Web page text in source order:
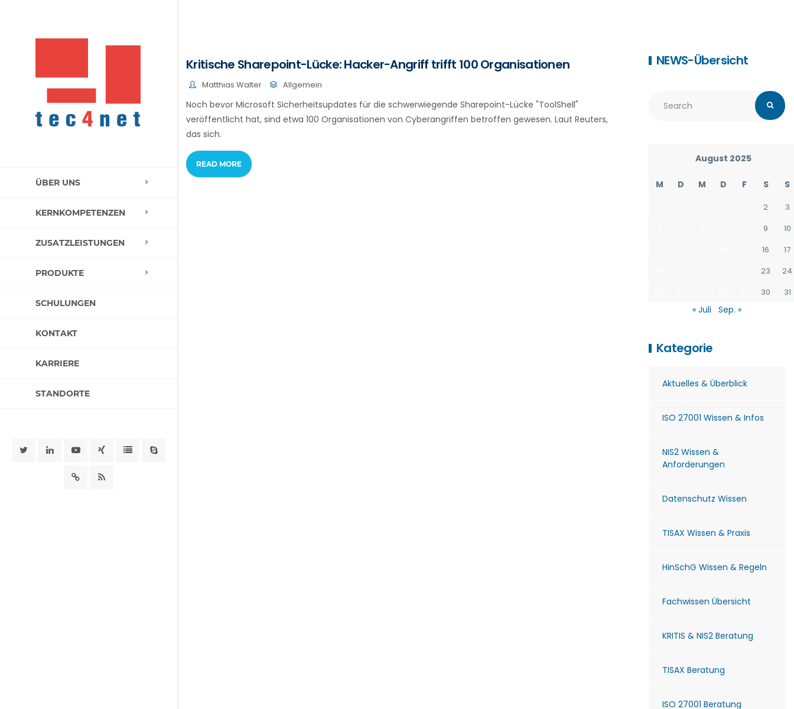
ÜBER UNS
KERNKOMPETENZEN
ZUSATZLEISTUNGEN
PRODUKTE
SCHULUNGEN
KONTAKT
KARRIERE
STANDORTE
Kritische Sharepoint-Lücke: Hacker-Angriff trifft 100 Organisationen
Matthias Walter Allgemein
Noch bevor Microsoft Sicherheitsupdates für die schwerwiegende Sharepoint-Lücke "ToolShell"
veröffentlicht hat, sind etwa 100 Organisationen von Cyberangriffen betroffen gewesen. Laut Reuters,
das sich.
READ MORE
NEWS-Übersicht
August 2025
M D M D F S S
2
3
9
10
16
17
23
24
30 31
« Juli Sep. »
Kategorie
Aktuelles & Überblick
ISO 27001 Wissen & Infos
NIS2 Wissen &
Anforderungen
Datenschutz Wissen
TISAX Wissen & Praxis
HinSchG Wissen & Regeln
Fachwissen Übersicht
KRITIS & NIS2 Beratung
TISAX Beratung
ISO 27001 Beratung